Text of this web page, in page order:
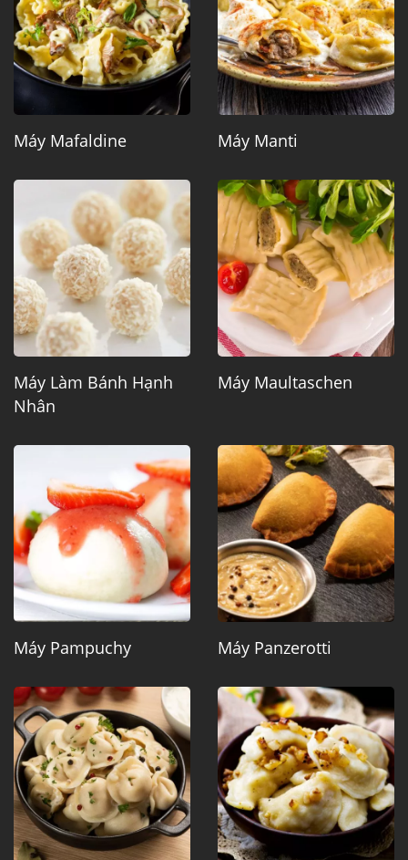
Máy Mafaldine Máy Manti
Máy Làm Bánh Hạnh
Nhân
Máy Maultaschen
Máy Pampuchy Máy Panzerotti